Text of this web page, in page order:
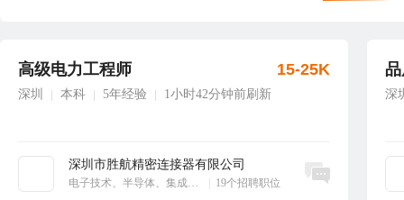
高级电力工程师
深圳 本科 5年经验 1小时42分钟前刷新
深圳市胜航精密连接器有限公司
电子技术、半导体、集成电路 19个招聘职位
15-25K
立即沟通
深